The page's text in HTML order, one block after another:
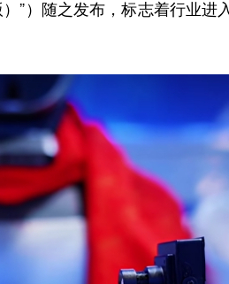
”）随之发布，标志着行业进